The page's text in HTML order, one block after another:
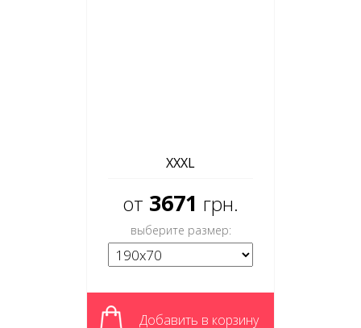
XXXL
от 3671 грн.
выберите размер:
Добавить в корзину